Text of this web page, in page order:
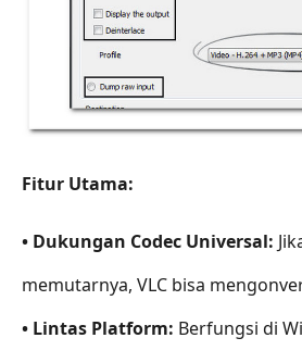
Fitur Utama:
• Dukungan Codec Universal:
memutarnya, VLC bisa
• Lintas Platform: Berfungsi di